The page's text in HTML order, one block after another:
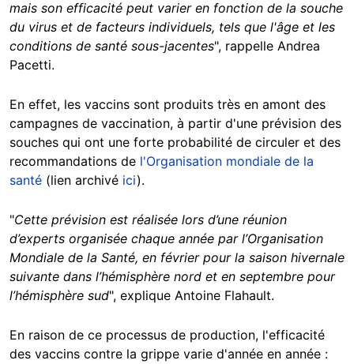
mais son efficacité peut varier en fonction de la souche
du virus et de facteurs individuels, tels que l'âge et les
conditions de santé sous-jacentes", rappelle Andrea
Pacetti.
En effet, les vaccins sont produits très en amont des
campagnes de vaccination, à partir d'une prévision des
souches qui ont une forte probabilité de circuler et des
recommandations de l'Organisation mondiale de la
santé (lien archivé ici).
"Cette prévision est réalisée lors d’une réunion
d’experts organisée chaque année par l’Organisation
Mondiale de la Santé, en février pour la saison hivernale
suivante dans l’hémisphère nord et en septembre pour
l’hémisphère sud", explique Antoine Flahault.
En raison de ce processus de production, l'efficacité
des vaccins contre la grippe varie d'année en année :